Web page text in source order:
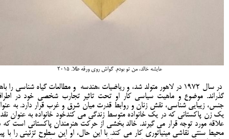
عایشه خالد، من تو بودم. گواش روی ورقه طلا. 2015
در سال 1972 در لاهور متولد شد، و ریاضیات ،هندسه و مطالعات گیاه شناسی را
گذراند. موضوع و ماهیت سیاسی کار او تحت تاثیر تجارب شخصی خود در
جنس، زیبایی شناسی، نقش زنان و روابط قدرت میان شرق و غرب قرار دارد. به
یک زن پاکستانی که در یک خانواده متوسط زندگی می کندخود خانواده به عنوان
علاقه مورد توجه قرار می گیرند. خالد بخشی از حرکت هنرمندان پاکستانی است که
محیط سنتی نقاشی مینیاتوری کار می کند. با این حال، او این سطوح تزئینی را با